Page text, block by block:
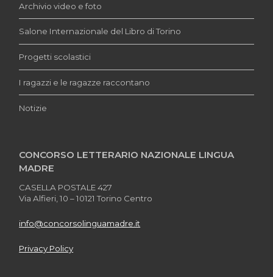
Archivio video e foto
Salone Internazionale del Libro di Torino
Progetti scolastici
I ragazzi e le ragazze raccontano
Notizie
CONCORSO LETTERARIO NAZIONALE LINGUA
MADRE
CASELLA POSTALE 427
Via Alfieri, 10 – 10121 Torino Centro
info@concorsolinguamadre.it
Privacy Policy